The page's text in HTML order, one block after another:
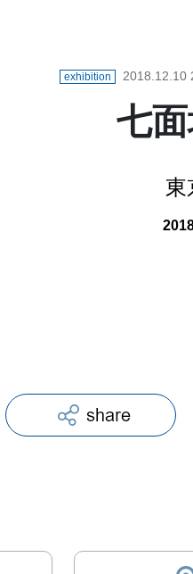
exhibition 2018.12.10
七
東